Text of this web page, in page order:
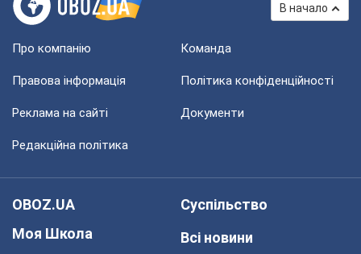
В начало
Про компанію Команда
Правова інформація Політика конфіденційності
Реклама на сайті Документи
Редакційна політика
OBOZ.UA
Моя Школа
Суспільство
Всі новини